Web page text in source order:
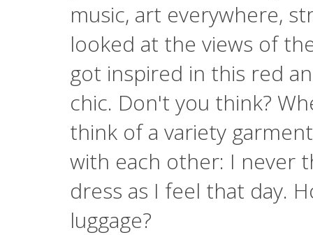
music, art everywhere,
looked at the views of
got inspired in this red
chic. Don't you think?
think of a variety
with each other: I never
dress as I feel that day.
luggage?